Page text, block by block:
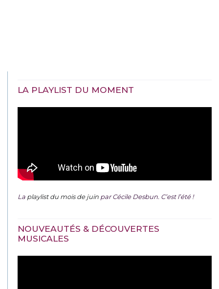
LA PLAYLIST DU MOMENT
La playlist du mois de juin par Cécile Desbun. C’est l’été !
NOUVEAUTÉS & DÉCOUVERTES
MUSICALES